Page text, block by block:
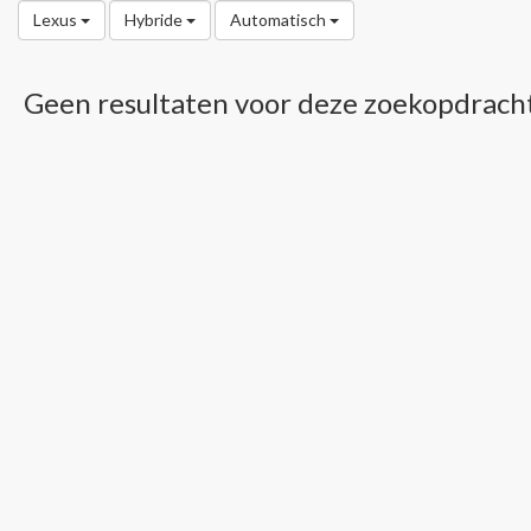
Lexus Hybride Automatisch
Geen resultaten voor deze